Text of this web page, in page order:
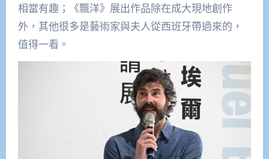
相當有趣；《飄洋》展出作品除在成大現地創作
外，其他很多是藝術家與夫人從西班牙帶過來的，
值得一看。